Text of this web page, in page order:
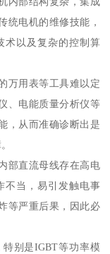
统电机的维修技能，
术以及复杂的控制算
万用表等工具难以定
、电能质量分析仪等
，从而准确诊断出是
部直流母线存在高电
不当，易引发触电事
等严重后果，因此必
别是IGBT等功率模